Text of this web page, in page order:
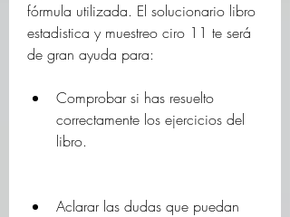
fórmula utilizada. El solucionario libro
estadistica y muestreo ciro 11 te será
de gran ayuda para:
Comprobar si has resuelto
correctamente los ejercicios del
libro.
Aclarar las dudas que puedan